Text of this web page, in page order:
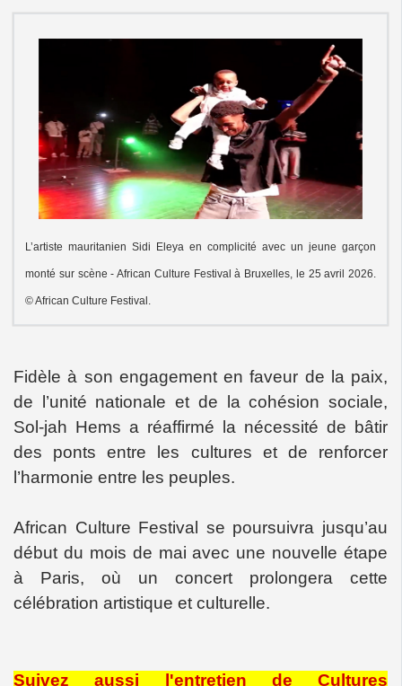
L’artiste mauritanien Sidi Eleya en complicité avec un jeune garçon
monté sur scène - African Culture Festival à Bruxelles, le 25 avril 2026.
© African Culture Festival.
Fidèle à son engagement en faveur de la paix,
de l’unité nationale et de la cohésion sociale,
Sol-jah Hems a réaffirmé la nécessité de bâtir
des ponts entre les cultures et de renforcer
l’harmonie entre les peuples.
African Culture Festival se poursuivra jusqu’au
début du mois de mai avec une nouvelle étape
à Paris, où un concert prolongera cette
célébration artistique et culturelle.
Suivez aussi l'entretien de Cultures